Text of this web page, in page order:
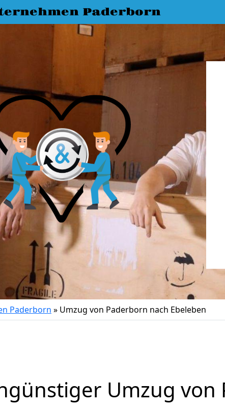
Paderborn
Paderborn » Umzug von Paderborn nach Ebeleben
Umzug von